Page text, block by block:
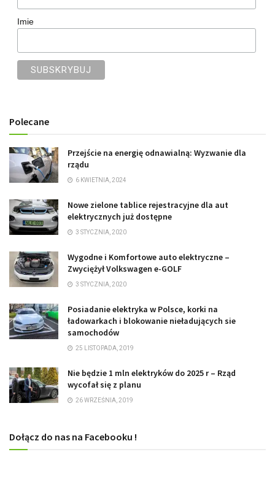
Imie
Polecane
Przejście na energię odnawialną: Wyzwanie dla
rządu
6 KWIETNIA, 2024
Nowe zielone tablice rejestracyjne dla aut
elektrycznych już dostępne
3 STYCZNIA, 2020
Wygodne i Komfortowe auto elektryczne –
Zwyciężył Volkswagen e-GOLF
3 STYCZNIA, 2020
Posiadanie elektryka w Polsce, korki na
ładowarkach i blokowanie nieładujących sie
samochodów
25 LISTOPADA, 2019
Nie będzie 1 mln elektryków do 2025 r – Rząd
wycofał się z planu
26 WRZEŚNIA, 2019
Dołącz do nas na Facebooku !